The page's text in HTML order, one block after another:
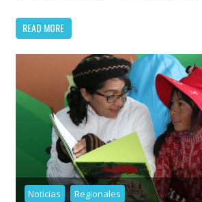
READ MORE
Noticias Regionales